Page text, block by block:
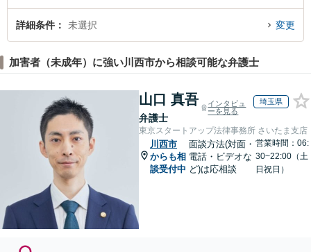
相談予約したい』などでお困りの相談者さんにおすすめです。
詳細条件 未選択 変更
加害者（未成年）に強い川西市から相談可能な弁護士
山口 真吾
弁護士
インタビュ
ーを見る
埼玉県
東京スタートアップ法律事務所 さいたま支店
川西市
からも相
談受付中
面談方法(対面・
電話・ビデオな
ど)は応相談
営業時間：06:
30~22:00（土
日祝日）